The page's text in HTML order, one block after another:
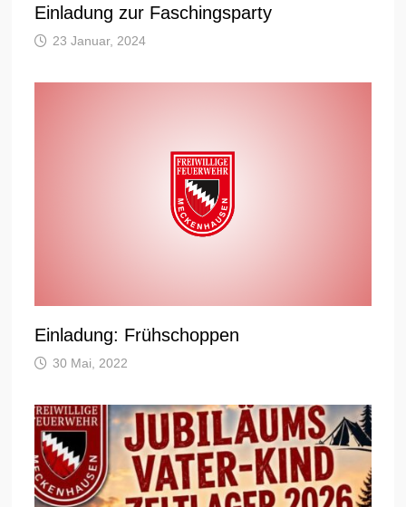
Einladung zur Faschingsparty
23 Januar, 2024
Einladung: Frühschoppen
30 Mai, 2022